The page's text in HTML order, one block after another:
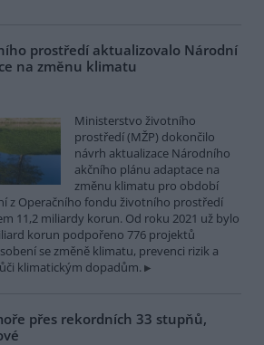
prostředí aktualizovalo Národní
na změnu klimatu
Ministerstvo životního
prostředí (MŽP) dokončilo
návrh aktualizace Národního
akčního plánu adaptace na
změnu klimatu pro období
z Operačního fondu životního prostředí
11,2 miliardy korun. Od roku 2021 už bylo
korun podpořeno 776 projektů
se změně klimatu, prevenci rizik a
klimatickým dopadům.
přes rekordních 33 stupňů,